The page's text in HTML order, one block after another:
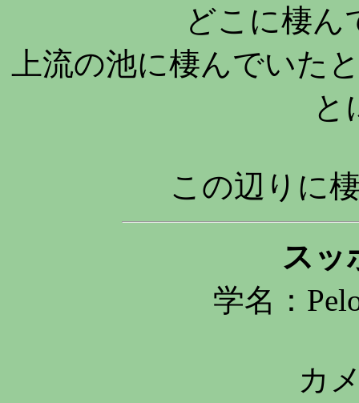
どこに棲ん
上流の池に棲んでいた
と
この辺りに
スッ
学名：
カ